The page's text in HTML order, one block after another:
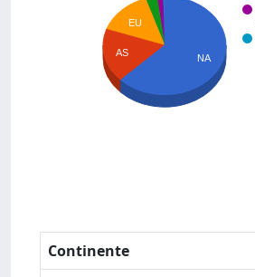
EU
AS NA
Continente